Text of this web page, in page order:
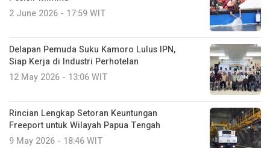
2 June 2026 - 17:59 WIT
Delapan Pemuda Suku Kamoro Lulus IPN,
Siap Kerja di Industri Perhotelan
12 May 2026 - 13:06 WIT
Rincian Lengkap Setoran Keuntungan
Freeport untuk Wilayah Papua Tengah
9 May 2026 - 18:46 WIT